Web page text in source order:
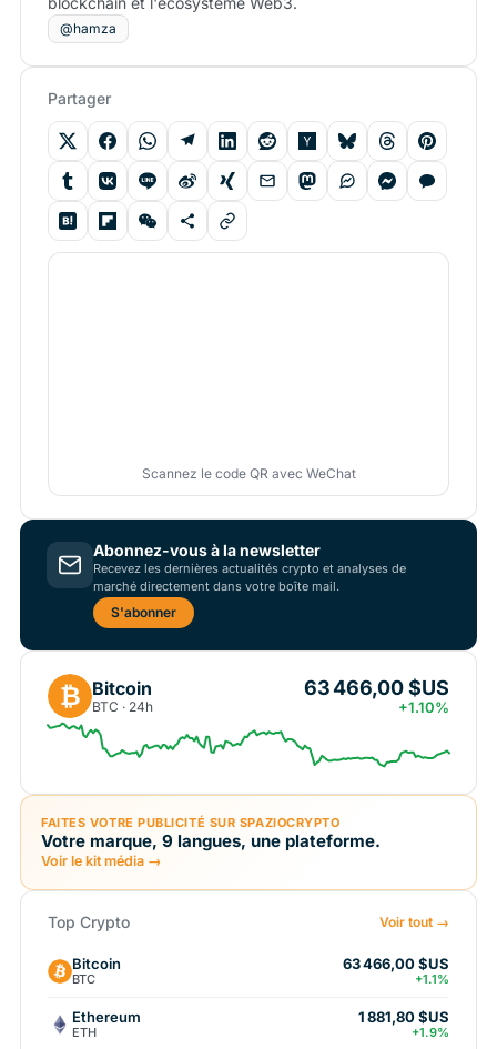
@hamza
Partager
Scannez le code QR avec WeChat
Abonnez-vous à la newsletter
Recevez les dernières actualités crypto et analyses de
marché directement dans votre boîte mail.
S'abonner
₿ Bitcoin
BTC · 24h
63 466,00 $US
+1.10%
FAITES VOTRE PUBLICITÉ SUR SPAZIOCRYPTO
Votre marque, 9 langues, une plateforme.
Voir le kit média →
Top Crypto Voir tout →
Bitcoin
BTC
63 466,00 $US
+1.1%
Ethereum
ETH
1 881,80 $US
+1.9%